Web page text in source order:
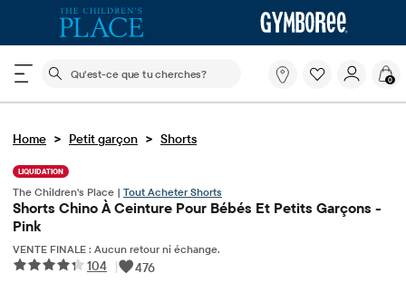
Le champ de recherche ci-dessous filtre les
Qu'est-
que
0
Home > Petit garçon > Shorts
LIQUIDATION
The Children's Place | Tout Acheter Shorts
Shorts Chino À Ceinture Pour Bébés Et Petits Garçons -
Pink
VENTE FINALE : Aucun retour ni échange.
104 | 476